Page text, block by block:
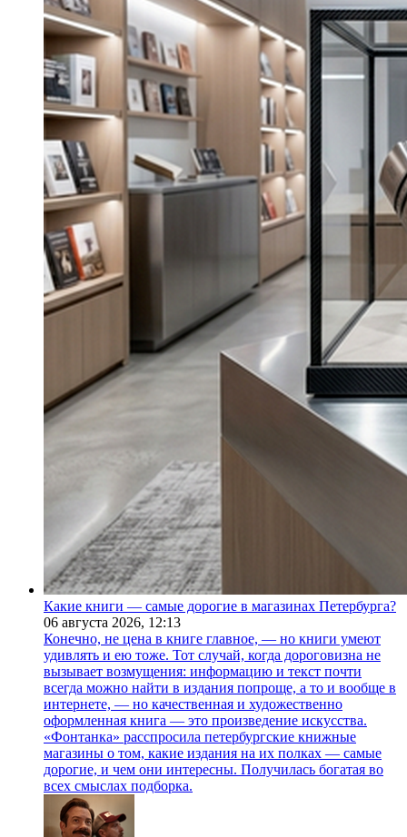
Какие книги — самые дорогие в магазинах Петербурга?
06 августа 2026, 12:13
Конечно, не цена в книге главное, — но книги умеют
удивлять и ею тоже. Тот случай, когда дороговизна не
вызывает возмущения: информацию и текст почти
всегда можно найти в издания попроще, а то и вообще в
интернете, — но качественная и художественно
оформленная книга — это произведение искусства.
«Фонтанка» расспросила петербургские книжные
магазины о том, какие издания на их полках — самые
дорогие, и чем они интересны. Получилась богатая во
всех смыслах подборка.